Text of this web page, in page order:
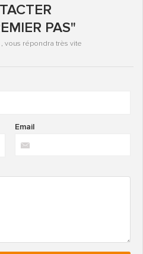
PAS"
vous répondra très vite
Email